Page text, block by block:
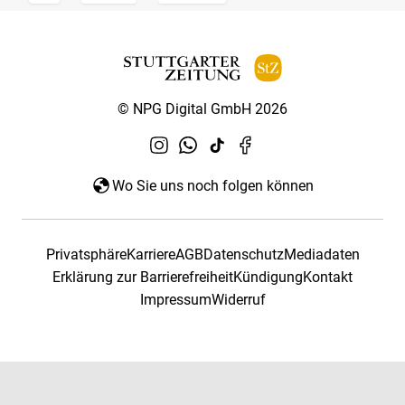
© NPG Digital GmbH 2026
Wo Sie uns noch folgen können
PrivatsphäreKarriereAGBDatenschutzMediadaten
Erklärung zur BarrierefreiheitKündigungKontakt
ImpressumWiderruf